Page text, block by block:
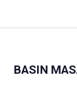
BASIN